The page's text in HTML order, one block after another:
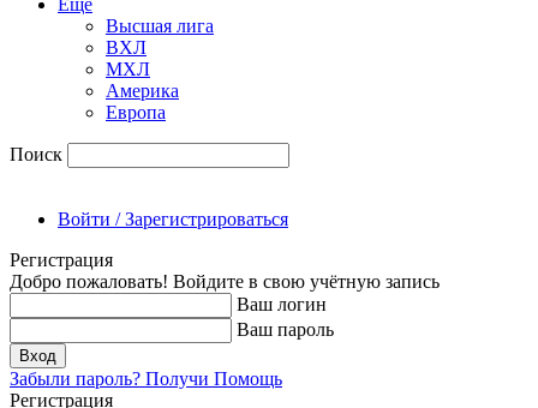
Еще
Высшая лига
ВХЛ
МХЛ
Америка
Европа
Поиск
Войти / Зарегистрироваться
Регистрация
Добро пожаловать! Войдите в свою учётную запись
Ваш логин
Ваш пароль
Забыли пароль? Получи Помощь
Регистрация